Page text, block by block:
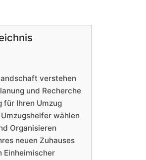
verstehen
und Recherche
für Ihren Umzug
wählen
Organisieren
neuen Zuhauses
Einheimischer